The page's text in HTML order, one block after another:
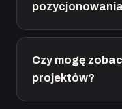
Czy mogę
projektów?